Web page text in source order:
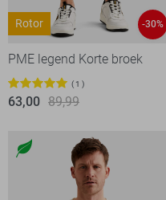
Rotor -30%
PME legend Korte broek
1
63,00 89,99